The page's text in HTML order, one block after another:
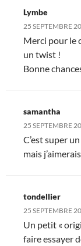
Lymbe
25 SEPTEMBRE
Merci pour le
un twist !
Bonne
samantha
25 SEPTEMBRE
C’est super
mais
tondellier
25 SEPTEMBRE
Un petit «
faire essayer